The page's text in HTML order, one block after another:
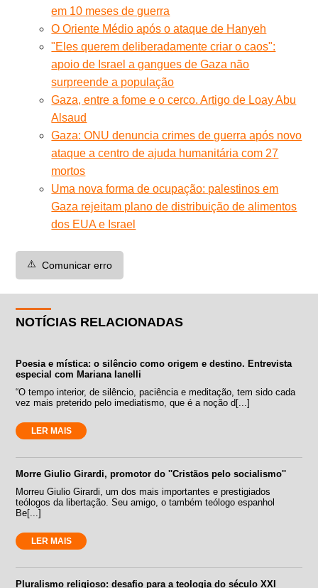
em 10 meses de guerra
O Oriente Médio após o ataque de Hanyeh
"Eles querem deliberadamente criar o caos":
apoio de Israel a gangues de Gaza não
surpreende a população
Gaza, entre a fome e o cerco. Artigo de Loay Abu
Alsaud
Gaza: ONU denuncia crimes de guerra após novo
ataque a centro de ajuda humanitária com 27
mortos
Uma nova forma de ocupação: palestinos em
Gaza rejeitam plano de distribuição de alimentos
dos EUA e Israel
⚠️ Comunicar erro
NOTÍCIAS RELACIONADAS
Poesia e mística: o silêncio como origem e destino. Entrevista
especial com Mariana Ianelli
“O tempo interior, de silêncio, paciência e meditação, tem sido cada
vez mais preterido pelo imediatismo, que é a noção d[...]
LER MAIS
Morre Giulio Girardi, promotor do ''Cristãos pelo socialismo''
Morreu Giulio Girardi, um dos mais importantes e prestigiados
teólogos da libertação. Seu amigo, o também teólogo espanhol
Be[...]
LER MAIS
Pluralismo religioso: desafio para a teologia do século XXI